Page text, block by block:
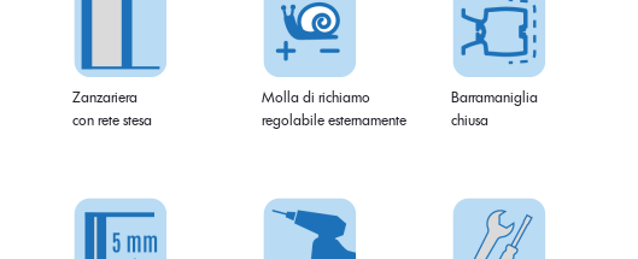
Zanzariera
con rete stesa
Molla di richiamo
regolabile esternamente
Barramaniglia
chiusa